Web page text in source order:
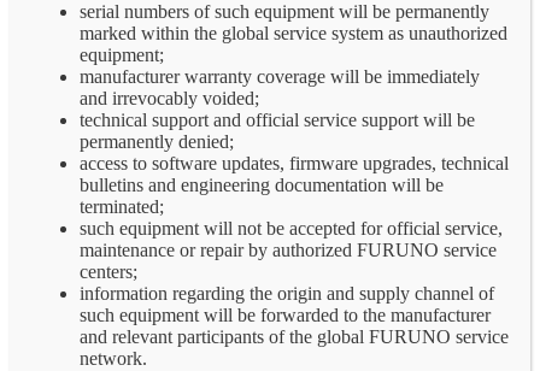
serial numbers of such equipment will be permanently
marked within the global service system as unauthorized
equipment;
manufacturer warranty coverage will be immediately
and irrevocably voided;
technical support and official service support will be
permanently denied;
access to software updates, firmware upgrades, technical
bulletins and engineering documentation will be
terminated;
such equipment will not be accepted for official service,
maintenance or repair by authorized FURUNO service
centers;
information regarding the origin and supply channel of
such equipment will be forwarded to the manufacturer
and relevant participants of the global FURUNO service
network.